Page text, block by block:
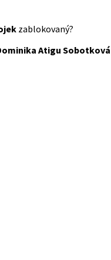
zablokovaný?
Atigu Sobotková